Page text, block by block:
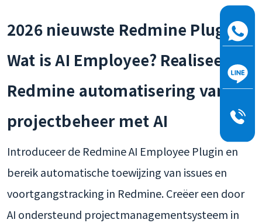
2026 nieuwste Redmine Plugin:
Wat is AI Employee? Realiseer
Redmine automatisering van
projectbeheer met AI
Introduceer de Redmine AI Employee Plugin en
bereik automatische toewijzing van issues en
voortgangstracking in Redmine. Creëer een door
AI ondersteund projectmanagementsysteem in